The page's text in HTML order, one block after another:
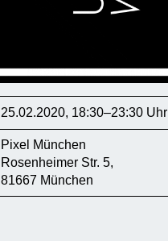
25.02.2020, 18:30–23:30 Uhr
Pixel München
Rosenheimer Str. 5,
81667 München